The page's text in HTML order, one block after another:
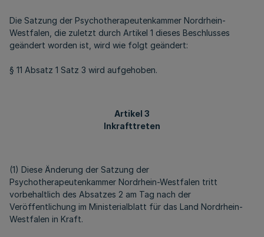
Die Satzung der Psychotherapeutenkammer Nordrhein-
Westfalen, die zuletzt durch Artikel 1 dieses Beschlusses
geändert worden ist, wird wie folgt geändert:
§ 11 Absatz 1 Satz 3 wird aufgehoben.
Artikel 3
Inkrafttreten
(1) Diese Änderung der Satzung der
Psychotherapeutenkammer Nordrhein-Westfalen tritt
vorbehaltlich des Absatzes 2 am Tag nach der
Veröffentlichung im Ministerialblatt für das Land Nordrhein-
Westfalen in Kraft.